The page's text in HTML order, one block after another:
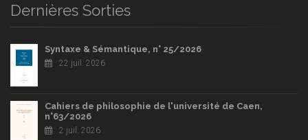
Dernières Sorties
Syntaxe & Sémantique, n° 25/2026
22 juil. 2026
Cahiers de philosophie de l'université de Caen,
n°63/2026
2 juil. 2026